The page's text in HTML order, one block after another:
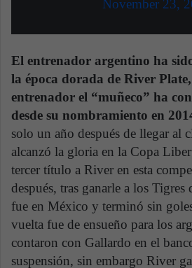
November 23,
El entrenador argentino ha
la época dorada de River
entrenador el “muñeco” ha
desde su nombramiento en
solo un año después de llegar al
alcanzó la gloria en la Copa
tercer título a River en esta
después, tras ganarle a los
fue en México y terminó sin
vuelta fue de ensueño para los
contaron con Gallardo en el
suspensión, sin embargo River